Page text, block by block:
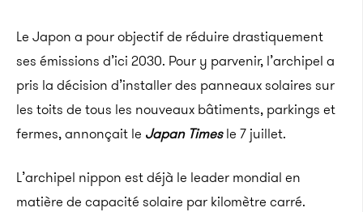
Le Japon a pour objectif de réduire drastiquement
ses émissions d’ici 2030. Pour y parvenir, l’archipel a
pris la décision d’installer des panneaux solaires sur
les toits de tous les nouveaux bâtiments, parkings et
fermes, annonçait le Japan Times le 7 juillet.
L’archipel nippon est déjà le leader mondial en
matière de capacité solaire par kilomètre carré.